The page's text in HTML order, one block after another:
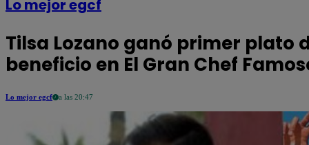
Lo mejor egcf
Tilsa Lozano ganó primer plato
beneficio en El Gran Chef
Lo mejor egcf a las 20:47